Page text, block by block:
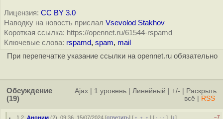
Лицензия: CC BY 3.0
Наводку на новость прислал Vsevolod Stakhov
Короткая ссылка: https://opennet.ru/61544-rspamd
Ключевые слова: rspamd, spam, mail
При перепечатке указание ссылки на opennet.ru обязательно
Обсуждение
(19)
Ajax 1 уровень Линейный +/-
Раскрыть
всё
RSS
1.2 ,Аноним (2), 09:36, 15/07/2024 [ответить] [ ﹢﹢﹢] [ · · ·][↓] –7